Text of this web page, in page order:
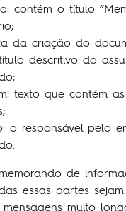
contém o título
da criação do
descritivo do
texto que contém
o responsável pelo
de
essas partes
mensagens muito